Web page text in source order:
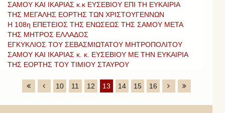
ΣΑΜΟΥ ΚΑΙ ΙΚΑΡΙΑΣ κ.κ ΕΥΣΕΒΙΟΥ ΕΠΙ ΤΗ ΕΥΚΑΙΡΙΑ
ΤΗΣ ΜΕΓΑΛΗΣ ΕΟΡΤΗΣ ΤΩΝ ΧΡΙΣΤΟΥΓΕΝΝΩΝ
Η 108η ΕΠΕΤΕΙΟΣ ΤΗΣ ΕΝΩΣΕΩΣ ΤΗΣ ΣΑΜΟΥ ΜΕΤΑ
ΤΗΣ ΜΗΤΡΟΣ ΕΛΛΑΔΟΣ
ΕΓΚΥΚΛΙΟΣ ΤΟΥ ΣΕΒΑΣΜΙΩΤΑΤΟΥ ΜΗΤΡΟΠΟΛΙΤΟΥ
ΣΑΜΟΥ ΚΑΙ ΙΚΑΡΙΑΣ κ. κ. ΕΥΣΕΒΙΟΥ ΜΕ ΤΗΝ ΕΥΚΑΙΡΙΑ
ΤΗΣ ΕΟΡΤΗΣ ΤΟΥ ΤΙΜΙΟΥ ΣΤΑΥΡΟΥ
10 11 12 13 14 15 16